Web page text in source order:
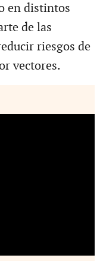
en distintos
de las
riesgos de
vectores.